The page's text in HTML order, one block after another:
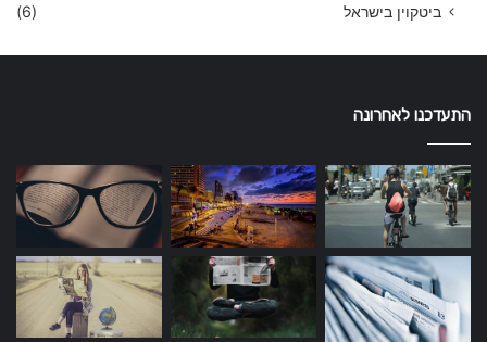
ביטקוין בישראל (6)
התעדכנו לאחרונה